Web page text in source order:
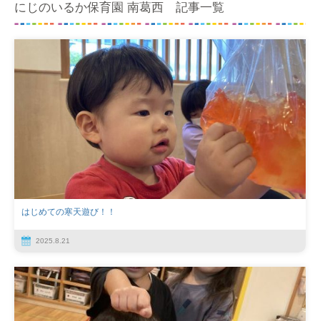
にじのいるか保育園 南葛西 記事一覧
はじめての寒天遊び！！
2025.8.21